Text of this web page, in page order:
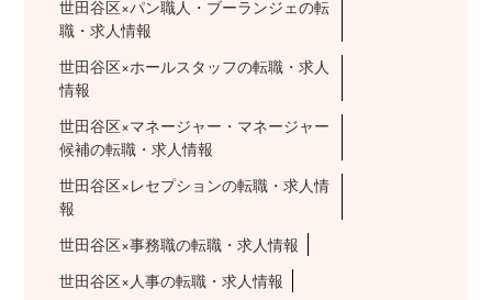
世田谷区×パン職人・ブーランジェの転
職・求人情報
世田谷区×ホールスタッフの転職・求人
情報
世田谷区×マネージャー・マネージャー
候補の転職・求人情報
世田谷区×レセプションの転職・求人情
報
世田谷区×事務職の転職・求人情報
世田谷区×人事の転職・求人情報